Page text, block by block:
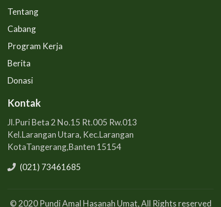
Tentang
Cabang
Program Kerja
Berita
Donasi
Kontak
Jl.Puri Beta 2 No.15 Rt.005 Rw.013
Kel.Larangan Utara, Kec.Larangan
KotaTangerang,Banten 15154
(021) 73461685
© 2020 Pundi Amal Hasanah Umat, All Rights reserved